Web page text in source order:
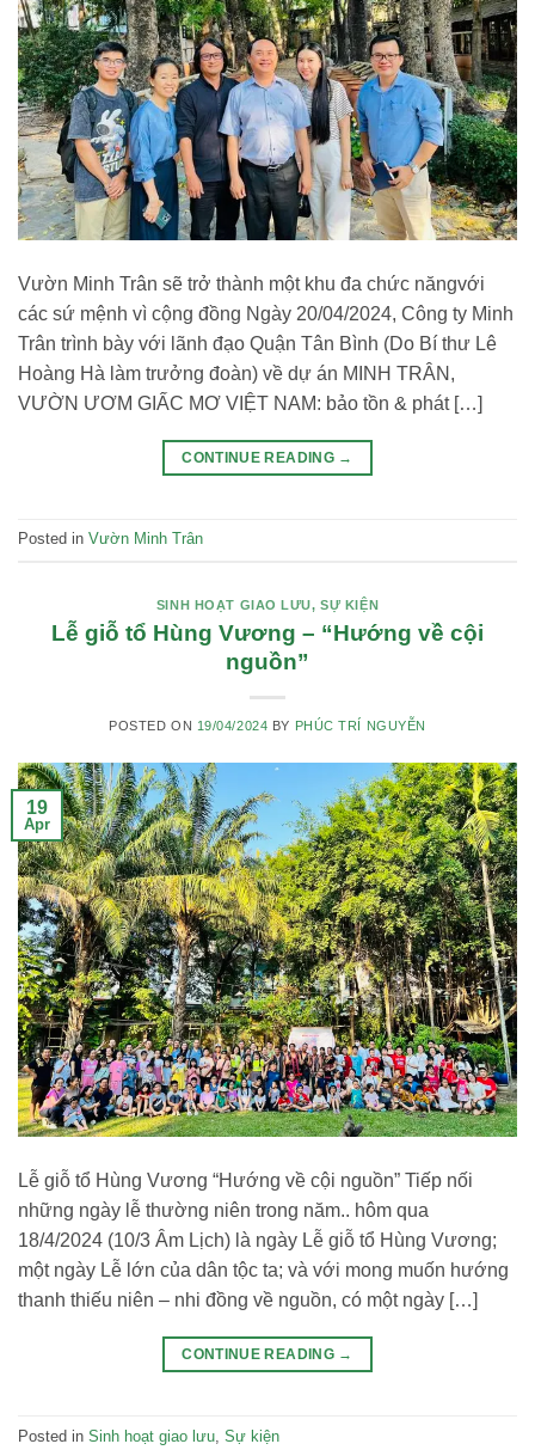
Vườn Minh Trân sẽ trở thành một khu đa chức năngvới
các sứ mệnh vì cộng đồng Ngày 20/04/2024, Công ty Minh
Trân trình bày với lãnh đạo Quận Tân Bình (Do Bí thư Lê
Hoàng Hà làm trưởng đoàn) về dự án MINH TRÂN,
VƯỜN ƯƠM GIẤC MƠ VIỆT NAM: bảo tồn & phát […]
CONTINUE READING →
Posted in Vườn Minh Trân
SINH HOẠT GIAO LƯU,SỰ KIỆN
Lễ giỗ tổ Hùng Vương – “Hướng về cội
nguồn”
POSTED ON 19/04/2024 BY PHÚC TRÍ NGUYỄN
19
Apr
Lễ giỗ tổ Hùng Vương “Hướng về cội nguồn” Tiếp nối
những ngày lễ thường niên trong năm.. hôm qua
18/4/2024 (10/3 Âm Lịch) là ngày Lễ giỗ tổ Hùng Vương;
một ngày Lễ lớn của dân tộc ta; và với mong muốn hướng
thanh thiếu niên – nhi đồng về nguồn, có một ngày […]
CONTINUE READING →
Posted in Sinh hoạt giao lưu Sự kiện